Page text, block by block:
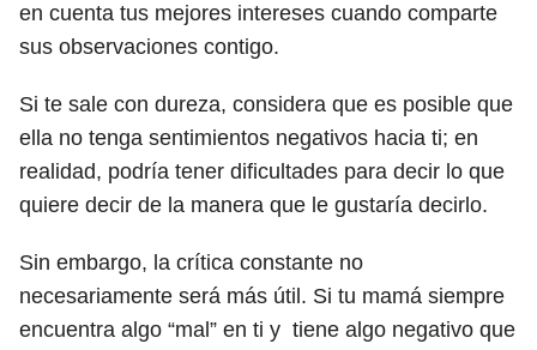
en cuenta tus mejores intereses cuando comparte
sus observaciones contigo.
Si te sale con dureza, considera que es posible que
ella no tenga sentimientos negativos hacia ti; en
realidad, podría tener dificultades para decir lo que
quiere decir de la manera que le gustaría decirlo.
Sin embargo, la crítica constante no
necesariamente será más útil. Si tu mamá siempre
encuentra algo “mal” en ti y tiene algo negativo que